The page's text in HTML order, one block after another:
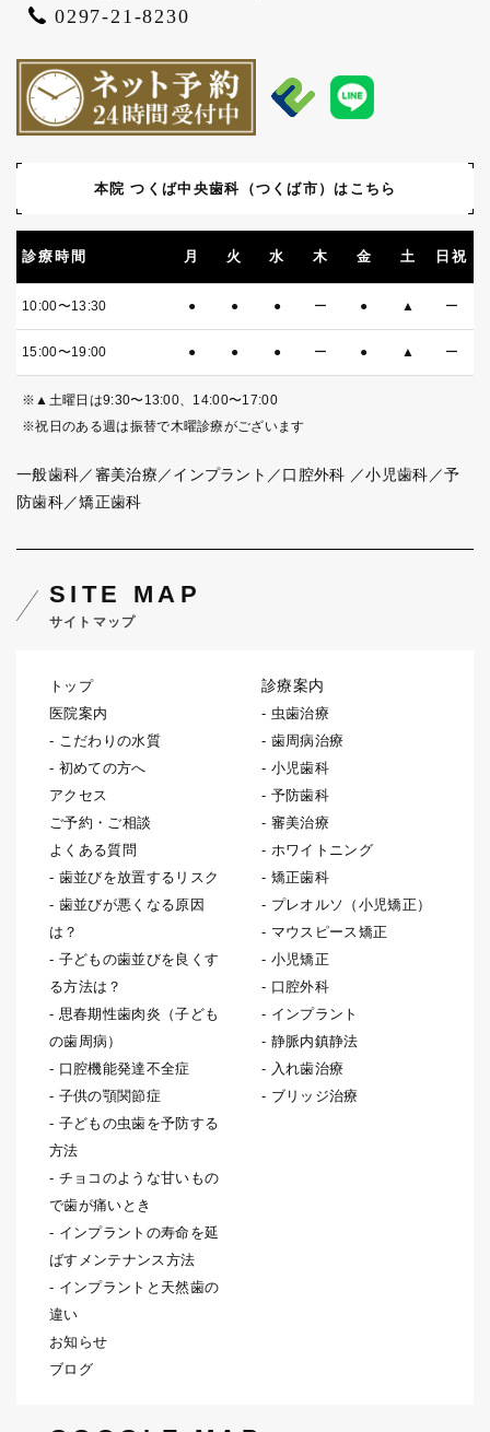
0297-21-8230
本院 つくば中央歯科 （つくば市）はこちら
診療時間 月 火 水 木 金 土 日祝
10:00〜13:30 ● ● ● ー ● ▲ ー
15:00〜19:00 ● ● ● ー ● ▲ ー
※▲土曜日は9:30〜13:00、14:00〜17:00
※祝日のある週は振替で木曜診療がございます
一般歯科／審美治療／インプラント／口腔外科 ／小児歯科／予
防歯科／矯正歯科
SITE MAP
サイトマップ
トップ
医院案内
こだわりの水質
初めての方へ
アクセス
ご予約・ご相談
よくある質問
歯並びを放置するリスク
歯並びが悪くなる原因
は？
子どもの歯並びを良くす
る方法は？
思春期性歯肉炎（子ども
の歯周病）
口腔機能発達不全症
子供の顎関節症
子どもの虫歯を予防する
方法
チョコのような甘いもの
で歯が痛いとき
インプラントの寿命を延
ばすメンテナンス方法
インプラントと天然歯の
違い
お知らせ
ブログ
診療案内
虫歯治療
歯周病治療
小児歯科
予防歯科
審美治療
ホワイトニング
矯正歯科
プレオルソ（小児矯正）
マウスピース矯正
小児矯正
口腔外科
インプラント
静脈内鎮静法
入れ歯治療
ブリッジ治療